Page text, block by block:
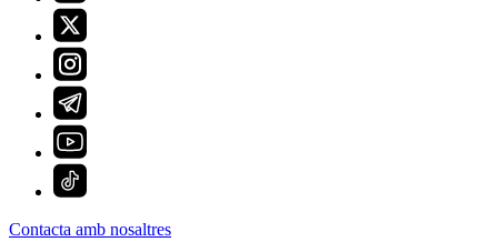
Contacta amb nosaltres